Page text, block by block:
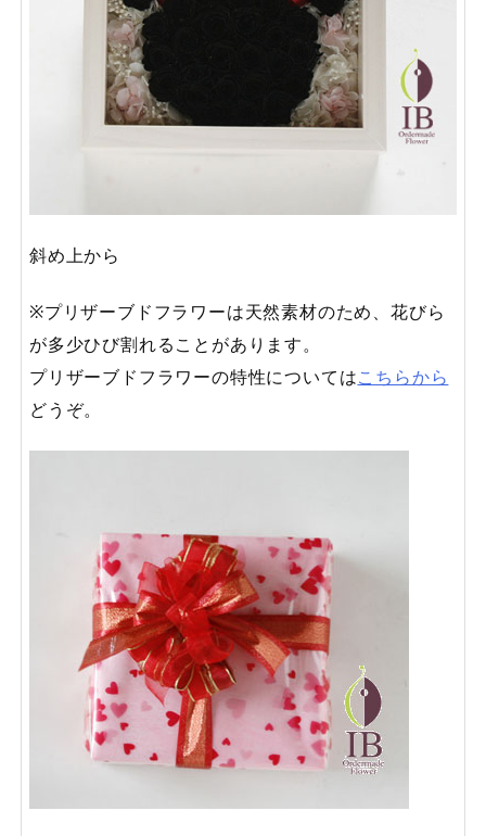
斜め上から
※プリザーブドフラワーは天然素材のため、花びら
が多少ひび割れることがあります。
プリザーブドフラワーの特性についてはこちらから
どうぞ。